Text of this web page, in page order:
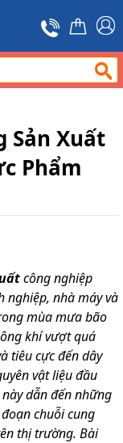
Sản Xuất
Phẩm
công nghiệp
nghiệp, nhà máy và
mùa mưa bão
khí vượt quá
tiêu cực đến dây
vật liệu đầu
dẫn đến những
chuỗi cung
thị trường. Bài